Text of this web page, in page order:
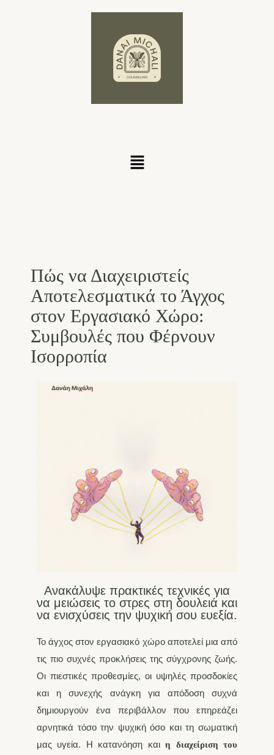
Πώς να Διαχειριστείς
Αποτελεσματικά το Άγχος
στον Εργασιακό Χώρο:
Συμβουλές που Φέρνουν
Ισορροπία
Ανακάλυψε πρακτικές τεχνικές για
να μειώσεις το στρες στη δουλειά και
να ενισχύσεις την ψυχική σου ευεξία.
Το άγχος στον εργασιακό χώρο αποτελεί μια από
τις πιο συχνές προκλήσεις της σύγχρονης ζωής.
Οι πιεστικές προθεσμίες, οι υψηλές προσδοκίες
και η συνεχής ανάγκη για απόδοση συχνά
δημιουργούν ένα περιβάλλον που επηρεάζει
αρνητικά τόσο την ψυχική όσο και τη σωματική
μας υγεία. Η κατανόηση καιη διαχείριση του